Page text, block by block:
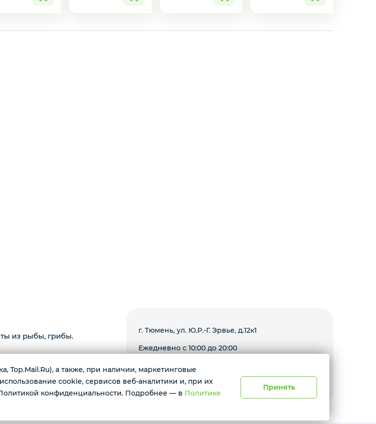
из рыбы, грибы.
г. Тюмень, ул. Ю.Р.-Г. Эрвье, д.12к1
Ежедневно с 10:00 до 20:00
Условия доставки
Top.Mail.Ru), а также, при наличии, маркетинговые
cookie, сервисов веб-аналитики и, при их
конфиденциальности. Подробнее — в Политике
Принять